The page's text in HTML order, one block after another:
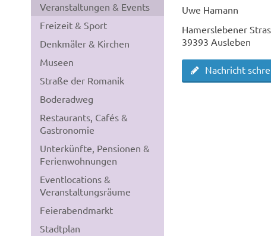
Veranstaltungen & Events
Freizeit & Sport
Denkmäler & Kirchen
Museen
Straße der Romanik
Boderadweg
Restaurants, Cafés &
Gastronomie
Unterkünfte, Pensionen &
Ferienwohnungen
Eventlocations &
Veranstaltungsräume
Feierabendmarkt
Stadtplan
Uwe Hamann
Hamerslebener
39393 Ausleben
Nachricht